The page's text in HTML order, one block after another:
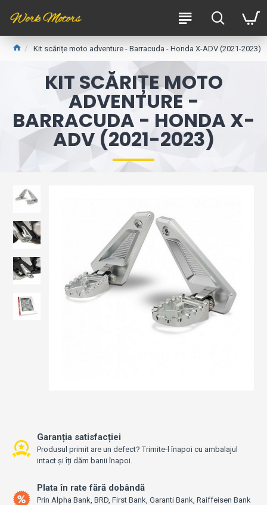
Kit scărițe moto adventure - Barracuda - Honda X-ADV (2021-2023)
KIT SCĂRIȚE MOTO
ADVENTURE -
BARRACUDA - HONDA X-
ADV (2021-2023)
Garanția satisfacției
Produsul primit are un defect? Trimite-l înapoi cu ambalajul
intact și îți dăm banii înapoi.
Plata în rate fără dobândă
Prin Alpha Bank, BRD, First Bank, Garanti Bank, Raiffeisen Bank